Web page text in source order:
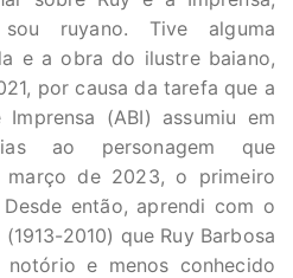
ruyano. Tive alguma
e a obra do ilustre baiano,
por causa da tarefa que a
Imprensa (ABI) assumiu em
ao personagem que
março de 2023, o primeiro
então, aprendi com o
2010) que Ruy Barbosa
notório e menos conhecido